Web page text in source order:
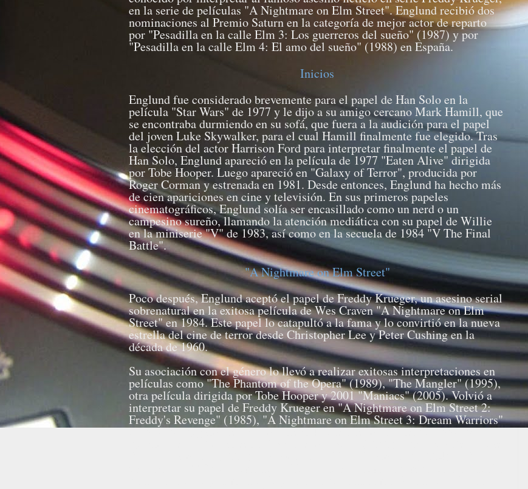
en la serie de películas "A Nightmare on Elm Street". Englund recibió dos
nominaciones al Premio Saturn en la categoría de mejor actor de reparto
por "Pesadilla en la calle Elm 3: Los guerreros del sueño" (1987) y por
"Pesadilla en la calle Elm 4: El amo del sueño" (1988) en España.
Inicios
Englund fue considerado brevemente para el papel de Han Solo en la
película "Star Wars" de 1977 y le dijo a su amigo cercano Mark Hamill, que
se encontraba durmiendo en su sofá, que fuera a la audición para el papel
del joven Luke Skywalker, para el cual Hamill finalmente fue elegido. Tras
la elección del actor Harrison Ford para interpretar finalmente el papel de
Han Solo, Englund apareció en la película de 1977 "Eaten Alive" dirigida
por Tobe Hooper. Luego apareció en "Galaxy of Terror", producida por
Roger Corman y estrenada en 1981. Desde entonces, Englund ha hecho más
de cien apariciones en cine y televisión. En sus primeros papeles
cinematográficos, Englund solía ser encasillado como un nerd o un
campesino sureño, llamando la atención mediática con su papel de Willie
en la miniserie "V" de 1983, así como en la secuela de 1984 "V The Final
Battle".
"A Nightmare on Elm Street"
Poco después, Englund aceptó el papel de Freddy Krueger, un asesino serial
sobrenatural en la exitosa película de Wes Craven "A Nightmare on Elm
Street" en 1984. Este papel lo catapultó a la fama y lo convirtió en la nueva
estrella del cine de terror desde Christopher Lee y Peter Cushing en la
década de 1960.
Su asociación con el género lo llevó a realizar exitosas interpretaciones en
películas como "The Phantom of the Opera" (1989), "The Mangler" (1995),
otra película dirigida por Tobe Hooper y 2001 "Maniacs" (2005). Volvió a
interpretar su papel de Freddy Krueger en "A Nightmare on Elm Street 2:
Freddy's Revenge" (1985), "A Nightmare on Elm Street 3: Dream Warriors"
(1987), "A Nightmare on Elm Street 4: The Dream Master" (1988), "A